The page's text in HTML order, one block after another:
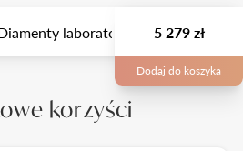
laboratoryjne Wielkość
5 279 zł
Dodaj do koszyka
korzyści